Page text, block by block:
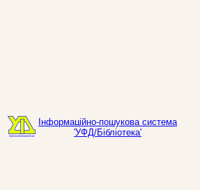
Інформаційно-пошукова система
'УФД/Бібліотека'